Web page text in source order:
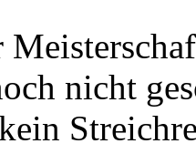
nicht